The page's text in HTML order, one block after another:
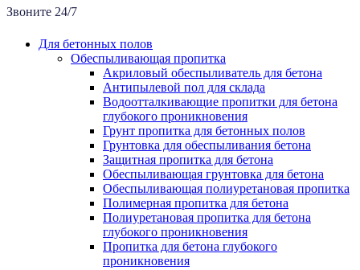
Звоните 24/7
Для бетонных полов
Обеспыливающая пропитка
Акриловый обеспыливатель для бетона
Антипылевой пол для склада
Водоотталкивающие пропитки для бетона
глубокого проникновения
Грунт пропитка для бетонных полов
Грунтовка для обеспыливания бетона
Защитная пропитка для бетона
Обеспыливающая грунтовка для бетона
Обеспыливающая полиуретановая пропитка
Полимерная пропитка для бетона
Полиуретановая пропитка для бетона
глубокого проникновения
Пропитка для бетона глубокого
проникновения